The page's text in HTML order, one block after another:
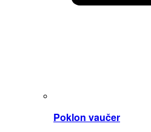
Poklon vaučer